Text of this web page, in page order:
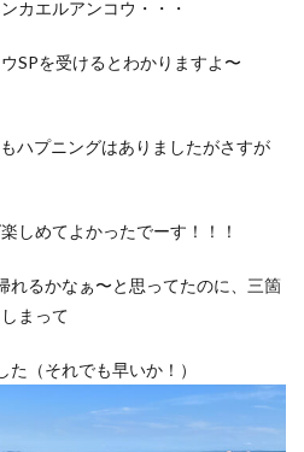
カエルアンコウ・・・
SPを受けるとわかりますよ〜
ハプニングはありましたがさすが
しめてよかったでーす！！！
れるかなぁ〜と思ってたのに、三箇
まって
（それでも早いか！）